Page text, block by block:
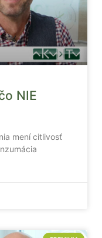
NIE
mení citlivosť
naša
vašej
tieto